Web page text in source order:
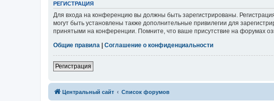
РЕГИСТРАЦИЯ
Для входа на конференцию вы должны быть зарегистрированы.
могут быть установлены также дополнительные привилегии для
принятыми на конференции. Помните, что ваше присутствие на форумах
Общие правила
Соглашение о конфиденциальности
Регистрация
Центральный сайт Список форумов